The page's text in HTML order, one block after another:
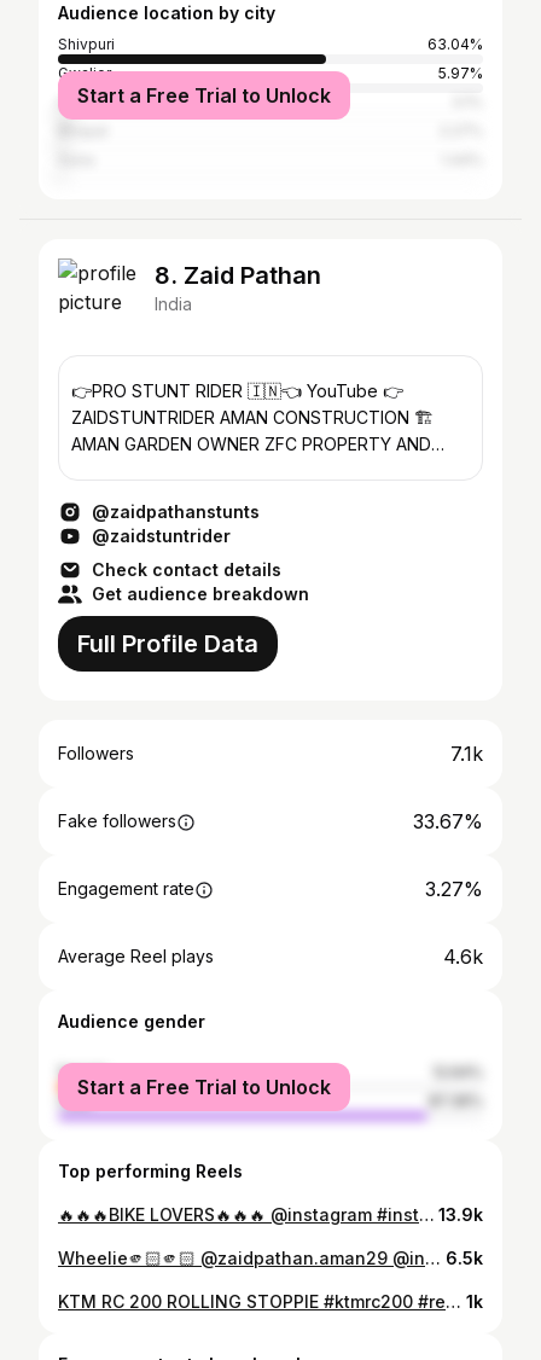
Audience location by city
Shivpuri
63.04%
Gwalior
5.97%
Indore
Start a Free Trial to Unlock
8. Zaid Pathan
India
👉PRO STUNT RIDER 🇮🇳👈 YouTube 👉
ZAIDSTUNTRIDER AMAN CONSTRUCTION 🏗️
AMAN GARDEN OWNER ZFC PROPERTY AND
@zaidpathanstunts
@zaidstuntrider
Check contact details
Get audience breakdown
Full Profile Data
Followers 7.1k
Fake followers 33.67%
Engagement rate 3.27%
Average Reel plays 4.6k
Audience gender
female
male
Start a Free Trial to Unlock
Top performing Reels
🔥🔥🔥BIKE LOVERS🔥🔥🔥 @instagram #instareels #reelsinstagram #viralvideos #challange #stunt #stuntriders 13.9k
Wheelie🫵🏻🫵🏻 @zaidpathan.aman29 @instagram @creators @stunt_academy_india #instagram #instafashion #stuntriding 6.5k
KTM RC 200 ROLLING STOPPIE #ktmrc200 #reels #zaidpathanstunts #viral #challanges #khatrokekhiladi 1k